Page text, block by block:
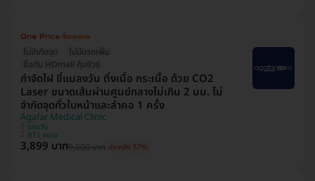
ไม่จำกัดจุด
ไม่มีบวกเพิ่ม
ซื้อกับ HDmall คุ้มชัวร์
กำจัดไฝ ขี้แมลงวัน ติ่งเนื้อ กระเนื้อ ด้วย CO2
Laser ขนาดเส้นผ่านศูนย์กลางไม่เกิน 2 มม. ไม่
จำกัดจุดทั่วใบหน้าและลำคอ 1 ครั้ง
Agafar Medical Clinic
ปทุมวัน
BTS สยาม
3,899 บาท9,000 บาท ประหยัด 57%